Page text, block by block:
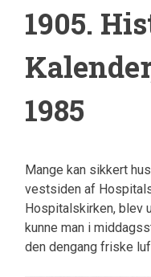
1905.
1985
Mange kan sikkert
vestsiden af
Hospitalskirken, blev
kunne man i
den dengang friske